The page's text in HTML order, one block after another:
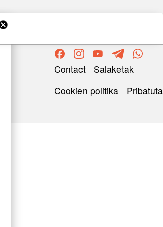
ORRI-OINA
Contact
Salaketak
TESTU-LEGALAK
Cookien politika